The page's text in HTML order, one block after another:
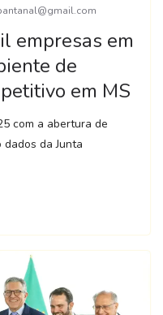
empresas em
de
em MS
com a abertura de
da Junta